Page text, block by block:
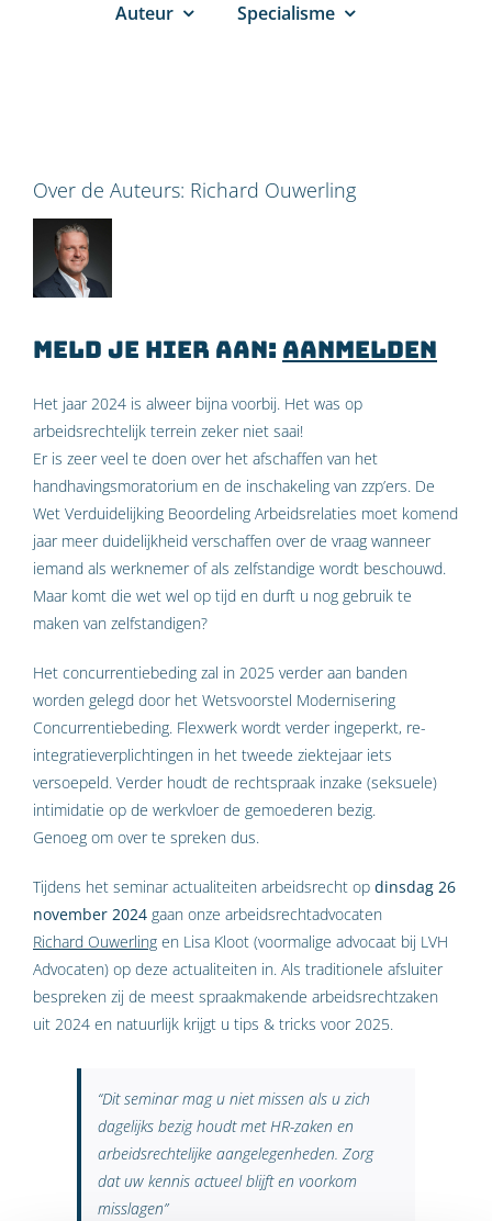
Auteur Specialisme
Over de Auteurs: Richard Ouwerling
Meld je hier aan: Aanmelden
Het jaar 2024 is alweer bijna voorbij. Het was op
arbeidsrechtelijk terrein zeker niet saai!
Er is zeer veel te doen over het afschaffen van het
handhavingsmoratorium en de inschakeling van zzp’ers. De
Wet Verduidelijking Beoordeling Arbeidsrelaties moet komend
jaar meer duidelijkheid verschaffen over de vraag wanneer
iemand als werknemer of als zelfstandige wordt beschouwd.
Maar komt die wet wel op tijd en durft u nog gebruik te
maken van zelfstandigen?
Het concurrentiebeding zal in 2025 verder aan banden
worden gelegd door het Wetsvoorstel Modernisering
Concurrentiebeding. Flexwerk wordt verder ingeperkt, re-
integratieverplichtingen in het tweede ziektejaar iets
versoepeld. Verder houdt de rechtspraak inzake (seksuele)
intimidatie op de werkvloer de gemoederen bezig.
Genoeg om over te spreken dus.
Tijdens het seminar actualiteiten arbeidsrecht op dinsdag 26
november 2024 gaan onze arbeidsrechtadvocaten
Richard Ouwerling en Lisa Kloot (voormalige advocaat bij LVH
Advocaten) op deze actualiteiten in. Als traditionele afsluiter
bespreken zij de meest spraakmakende arbeidsrechtzaken
uit 2024 en natuurlijk krijgt u tips & tricks voor 2025.
“Dit seminar mag u niet missen als u zich
dagelijks bezig houdt met HR-zaken en
arbeidsrechtelijke aangelegenheden. Zorg
dat uw kennis actueel blijft en voorkom
misslagen”